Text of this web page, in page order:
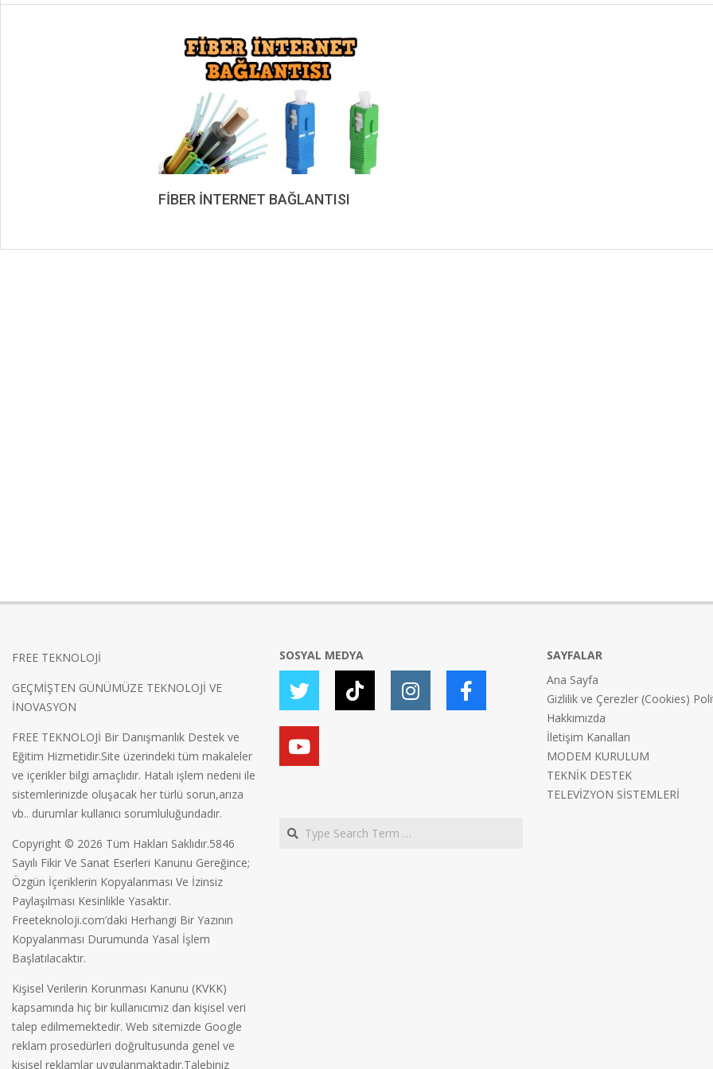
FİBER İNTERNET BAĞLANTISI
FREE TEKNOLOJİ
GEÇMİŞTEN GÜNÜMÜZE TEKNOLOJİ VE
İNOVASYON
FREE TEKNOLOJİ Bir Danışmanlık Destek ve
Eğitim Hizmetidir.Site üzerindeki tüm makaleler
ve içerikler bilgi amaçlıdır. Hatalı işlem nedeni ile
sistemlerinizde oluşacak her türlü sorun,arıza
vb.. durumlar kullanıcı sorumluluğundadır.
Copyright © 2026 Tüm Hakları Saklıdır.5846
Sayılı Fikir Ve Sanat Eserleri Kanunu Gereğince;
Özgün İçeriklerin Kopyalanması Ve İzinsiz
Paylaşılması Kesinlikle Yasaktır.
Freeteknoloji.com’daki Herhangi Bir Yazının
Kopyalanması Durumunda Yasal İşlem
Başlatılacaktır.
Kişisel Verilerin Korunması Kanunu (KVKK)
kapsamında hiç bir kullanıcımız dan kişisel veri
talep edilmemektedir. Web sitemizde Google
reklam prosedürleri doğrultusunda genel ve
kişisel reklamlar uygulanmaktadır.Talebiniz
SOSYAL MEDYA
Search
SAYFALAR
Ana Sayfa
Gizlilik ve Çerezler (Cookies)
Hakkımızda
İletişim Kanalları
MODEM KURULUM
TEKNİK DESTEK
TELEVİZYON SİSTEMLERİ